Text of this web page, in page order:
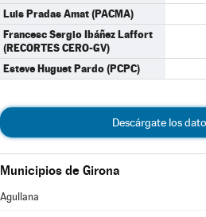
Luis Pradas Amat (PACMA)
Francesc Sergio Ibáñez Laffort
(RECORTES CERO-GV)
Esteve Huguet Pardo (PCPC)
Descárgate los
Municipios de Girona
Agullana